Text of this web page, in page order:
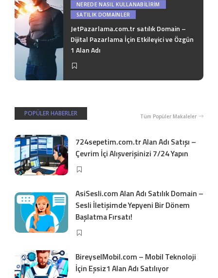
NEREDE NASIL KULLANABILIRIM
SATILIK DOMAİNLER
JetPazarlama.com.tr satılık Domain –
Dijital Pazarlama İçin Etkileyici ve Özgün
1 Alan Adı
POPÜLER HABERLER Tüm Popüler Makaleler
724sepetim.com.tr Alan Adı Satışı –
Çevrim İçi Alışverişinizi 7/24 Yapın
AsiSesli.com Alan Adı Satılık Domain –
Sesli İletişimde Yepyeni Bir Dönem
Başlatma Fırsatı!
BireyselMobil.com – Mobil Teknoloji
İçin Eşsiz1 Alan Adı Satılıyor